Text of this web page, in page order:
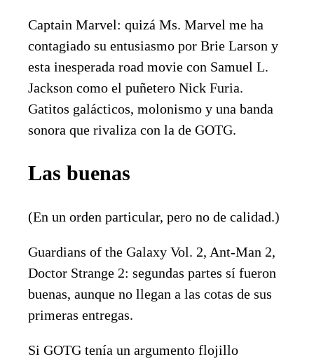
Captain Marvel: quizá Ms. Marvel me ha
contagiado su entusiasmo por Brie Larson y
esta inesperada road movie con Samuel L.
Jackson como el puñetero Nick Furia.
Gatitos galácticos, molonismo y una banda
sonora que rivaliza con la de GOTG.
Las buenas
(En un orden particular, pero no de calidad.)
Guardians of the Galaxy Vol. 2, Ant-Man 2,
Doctor Strange 2: segundas partes sí fueron
buenas, aunque no llegan a las cotas de sus
primeras entregas.
Si GOTG tenía un argumento flojillo